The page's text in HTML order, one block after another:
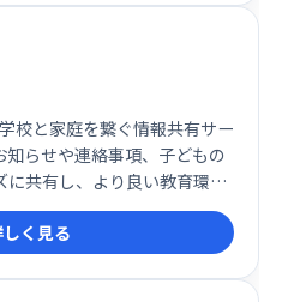
校と家庭を繋ぐ情報共有サー
らせや連絡事項、子どもの
共有し、より良い教育環境
護者の円滑なコミュニケーシ
びをサポートします。
く見る